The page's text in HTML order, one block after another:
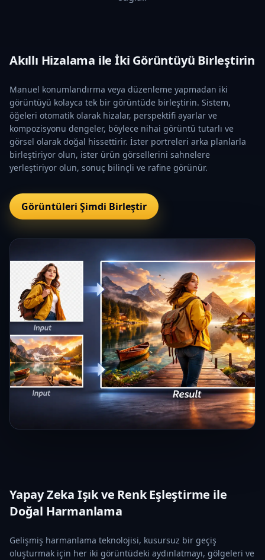
Akıllı Hizalama ile İki Görüntüyü Birleştirin
Manuel konumlandırma veya düzenleme yapmadan iki
görüntüyü kolayca tek bir görüntüde birleştirin. Sistem,
öğeleri otomatik olarak hizalar, perspektifi ayarlar ve
kompozisyonu dengeler, böylece nihai görüntü tutarlı ve
görsel olarak doğal hissettirir. İster portreleri arka planlarla
birleştiriyor olun, ister ürün görsellerini sahnelere
yerleştiriyor olun, sonuç bilinçli ve rafine görünür.
Görüntüleri Şimdi Birleştir
Yapay Zeka Işık ve Renk Eşleştirme ile
Doğal Harmanlama
Gelişmiş harmanlama teknolojisi, kusursuz bir geçiş
oluşturmak için her iki görüntüdeki aydınlatmayı, gölgeleri ve